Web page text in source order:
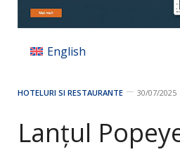
English
HOTELURI SI RESTAURANTE 30/07/2025
Lanțul